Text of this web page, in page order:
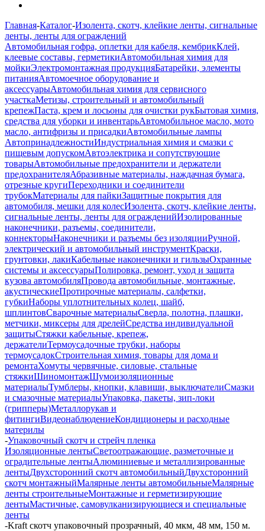
Главная-Каталог-Изолента, скотч, клейкие ленты, сигнальные
ленты, ленты для ограждений
Автомобильная гофра, оплетки для кабеля, кембрикКлей,
клеевые составы, герметикиАвтомобильная химия для
мойкиЭлектромонтажная продукцияБатарейки, элементы
питанияАвтомоечное оборудование и
аксессуарыАвтомобильная химия для сервисного
участкаМетизы, строительный и автомобильный
крепежПаста, крем и лосьоны для очистки рукБытовая химия,
средства для уборки и инвентарьАвтомобильное масло, мото
масло, антифризы и присадкиАвтомобильные лампы
АвтопринадлежностиИндустриальная химия и смазки с
пищевым допускомАвтоэлектрика и сопутствующие
товарыАвтомобильные предохранители и держатели
предохранителяАбразивные материалы, наждачная бумага,
отрезные кругиПереходники и соединители
трубокМатериалы для пайкиЗащитные покрытия для
автомобиля, мешки для колесИзолента, скотч, клейкие ленты,
сигнальные ленты, ленты для огражденийИзолированные
наконечники, разъемы, соединители,
коннекторыНаконечники и разъемы без изоляцииРучной,
электрический и автомобильный инструментКраски,
грунтовки, лакиКабельные наконечники и гильзыОхранные
системы и аксессуарыПолировка, ремонт, уход и защита
кузова автомобиляПровода автомобильные, монтажные,
акустическиеПротирочные материалы, салфетки,
губкиНаборы уплотнительных колец, шайб,
шплинтовСварочные материалыСверла, полотна, плашки,
метчики, миксеры для дрелейСредства индивидуальной
защитыСтяжки кабельные, крепеж,
держателиТермоусадочные трубки, наборы
термоусадокСтроительная химия, товары для дома и
ремонтаХомуты червячные, силовые, стальные
стяжкиШиномонтажШумоизоляционные
материалыТумблеры, кнопки, клавиши, выключателиСмазки
и смазочные материалыУпаковка, пакеты, зип-локи
(грипперы)Металлорукав и
фитингиВидеонаблюдениеКондиционеры и расходные
материлы
-Упаковочный скотч и стрейч пленка
Изоляционные лентыСветоотражающие, разметочные и
оградительные лентыАлюминиевые и металлизированные
лентыДвухсторонний скотч автомобильныйДвухсторонний
скотч монтажныйМалярные ленты автомобильныеМалярные
ленты строительныеМонтажные и герметизирующие
лентыМастичные, самовулканизирующиеся и специальные
ленты
-Kraft cкотч упаковочный прозрачный, 40 мкм, 48 мм, 150 м.